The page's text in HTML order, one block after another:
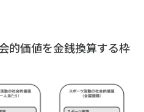
的価値を金銭換算する枠